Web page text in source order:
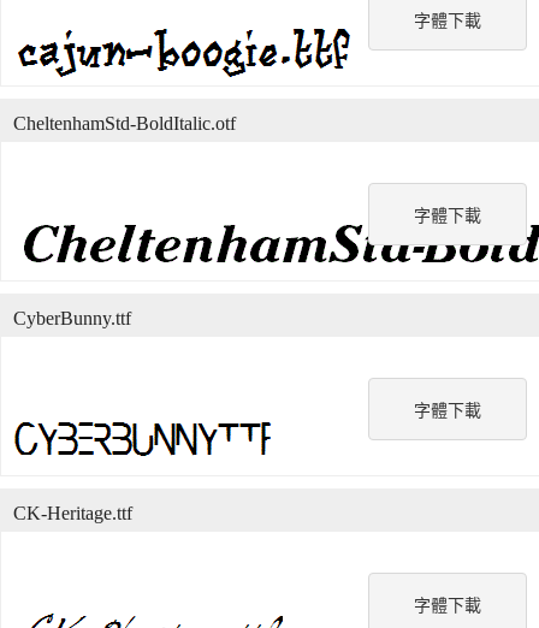
字體下載
字體下載
CheltenhamStd-BoldItalic.otf
字體下載
CyberBunny.ttf
字體下載
CK-Heritage.ttf